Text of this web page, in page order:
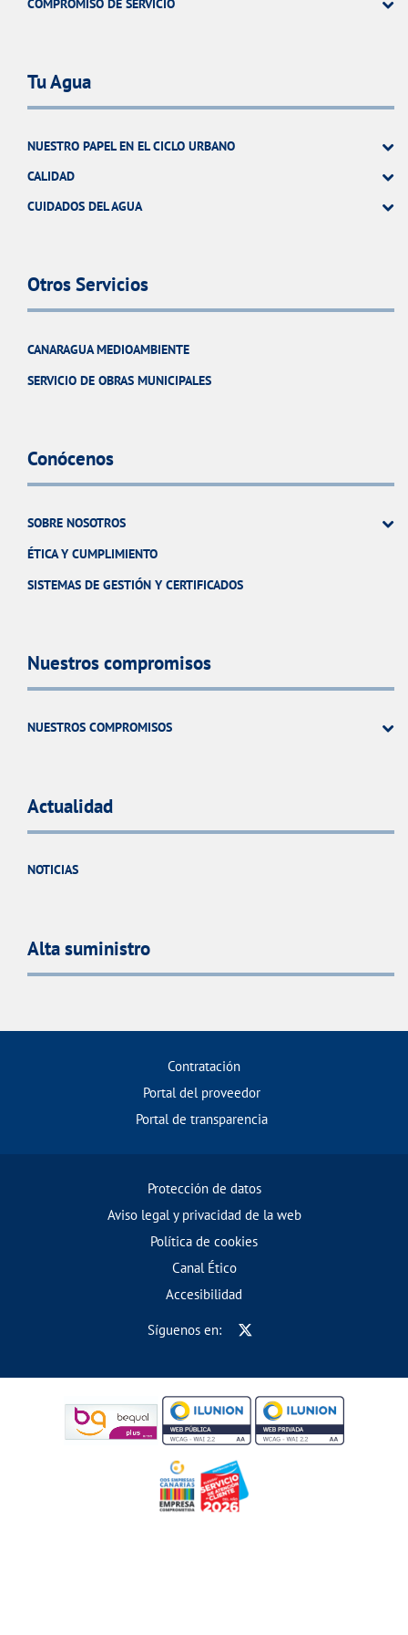
COMPROMISO DE SERVICIO
Tu Agua
NUESTRO PAPEL EN EL CICLO URBANO
CALIDAD
CUIDADOS DEL AGUA
Otros Servicios
CANARAGUA MEDIOAMBIENTE
SERVICIO DE OBRAS MUNICIPALES
Conócenos
SOBRE NOSOTROS
ÉTICA Y CUMPLIMIENTO
SISTEMAS DE GESTIÓN Y CERTIFICADOS
Nuestros compromisos
NUESTROS COMPROMISOS
Actualidad
NOTICIAS
Alta suministro
Contratación
Portal del proveedor
Portal de transparencia
Protección de datos
Aviso legal y privacidad de la web
Política de cookies
Canal Ético
Accesibilidad
Síguenos en: